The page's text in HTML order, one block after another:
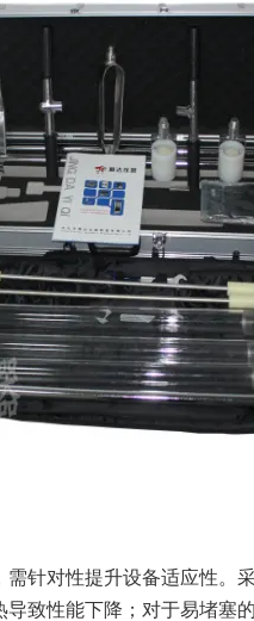
对性提升设备适应性。
致性能下降；对于易堵塞